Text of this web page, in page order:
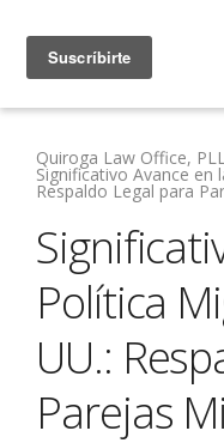
Quiroga Law Office,
Significativo Avance en
Respaldo Legal para
Política
UU.:
Parejas